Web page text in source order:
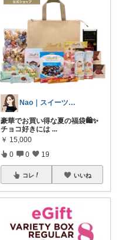
Nao｜スイーツROOM🍰
豪華でお買い得な夏の福袋🛍✨
チョコ好きには ...
￥ 15,000
0 0 19
コレ いいね